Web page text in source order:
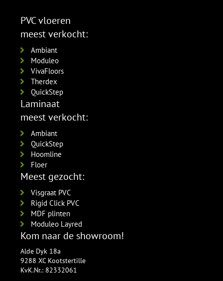
PVC vloeren
meest verkocht:
Ambiant
Moduleo
VivaFloors
Therdex
QuickStep
Laminaat
meest verkocht:
Ambiant
QuickStep
Hoomline
Floer
Meest gezocht:
Visgraat PVC
Rigid Click PVC
MDF plinten
Moduleo Layred
Kom naar de showroom!
Alde Dyk 18a
9288 XC Kootstertille
KvK.Nr.: 82332061